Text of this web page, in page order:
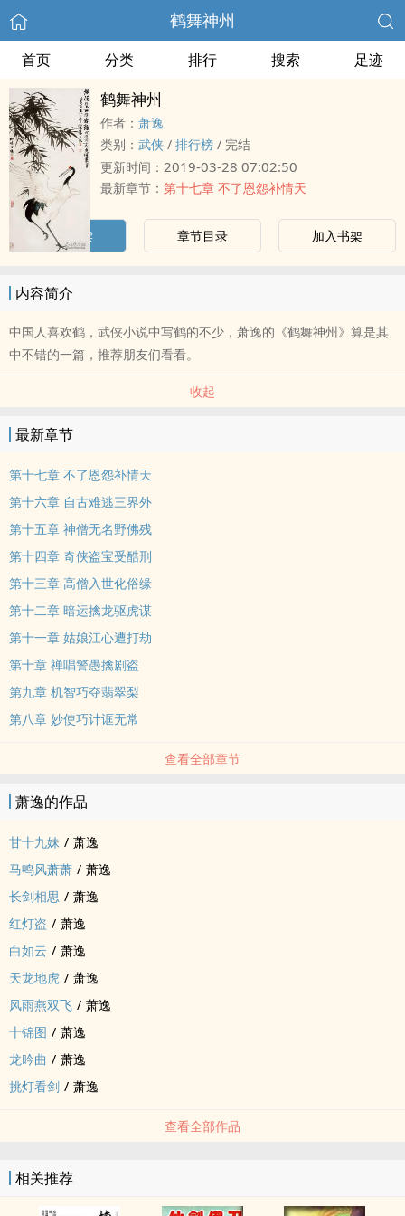
鹤舞神州
首页 分类 排行 搜索 足迹
鹤舞神州
作者： 萧逸
类别： 武侠 / 排行榜 / 完结
更新时间： 2019-03-28 07:02:50
最新章节： 第十七章 不了恩怨补情天
立即阅读 章节目录 加入书架
内容简介
中国人喜欢鹤，武侠小说中写鹤的不少，萧逸的《鹤舞神州》算是其
中不错的一篇，推荐朋友们看看。
收起
最新章节
第十七章 不了恩怨补情天
第十六章 自古难逃三界外
第十五章 神僧无名野佛残
第十四章 奇侠盗宝受酷刑
第十三章 高僧入世化俗缘
第十二章 暗运擒龙驱虎谋
第十一章 姑娘江心遭打劫
第十章 禅唱警愚擒剧盗
第九章 机智巧夺翡翠梨
第八章 妙使巧计诓无常
查看全部章节
萧逸的作品
甘十九妹 / 萧逸
马鸣风萧萧 / 萧逸
长剑相思 / 萧逸
红灯盗 / 萧逸
白如云 / 萧逸
天龙地虎 / 萧逸
风雨燕双飞 / 萧逸
十锦图 / 萧逸
龙吟曲 / 萧逸
挑灯看剑 / 萧逸
查看全部作品
相关推荐